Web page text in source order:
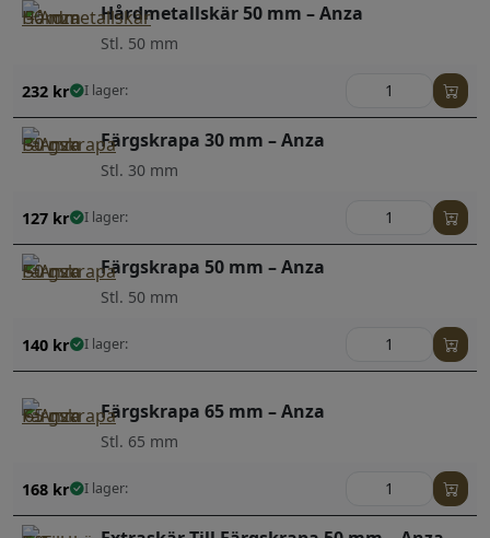
Hårdmetallskär 50 mm – Anza
Stl. 50 mm
232 kr I lager:
Färgskrapa 30 mm – Anza
Stl. 30 mm
127 kr I lager:
Färgskrapa 50 mm – Anza
Stl. 50 mm
140 kr I lager:
Färgskrapa 65 mm – Anza
Stl. 65 mm
168 kr I lager: